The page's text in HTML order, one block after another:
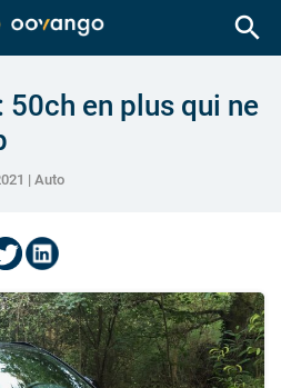
search
50ch en plus qui ne
| Auto